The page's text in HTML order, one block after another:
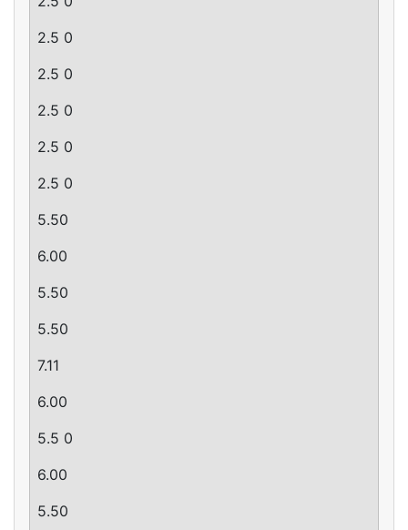
2.5 0
2.5 0
2.5 0
2.5 0
2.5 0
5.50
6.00
5.50
5.50
7.11
6.00
5.5 0
6.00
5.50